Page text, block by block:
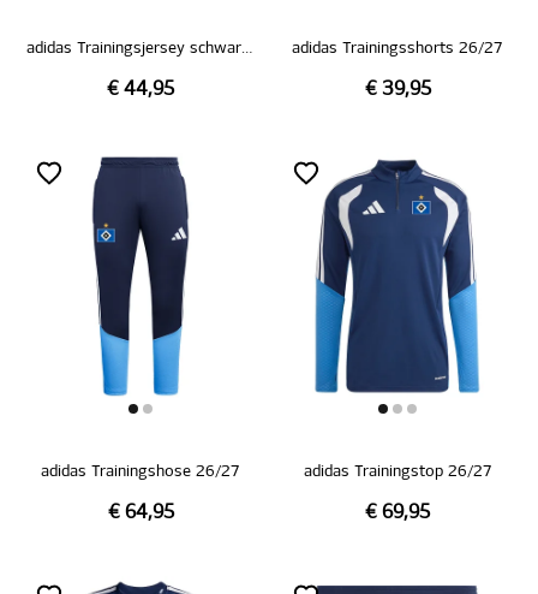
adidas Trainingsjersey schwarz 26/27
€ 44,95
adidas Trainingsshorts 26/27
€ 39,95
adidas Trainingshose 26/27
€ 64,95
adidas Trainingstop 26/27
€ 69,95